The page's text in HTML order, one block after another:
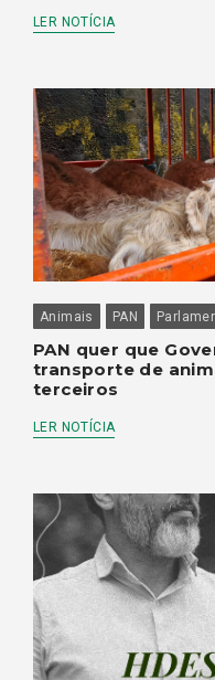
LER NOTÍCIA
Animais PAN
PAN quer que
transporte de
terceiros
LER NOTÍCIA